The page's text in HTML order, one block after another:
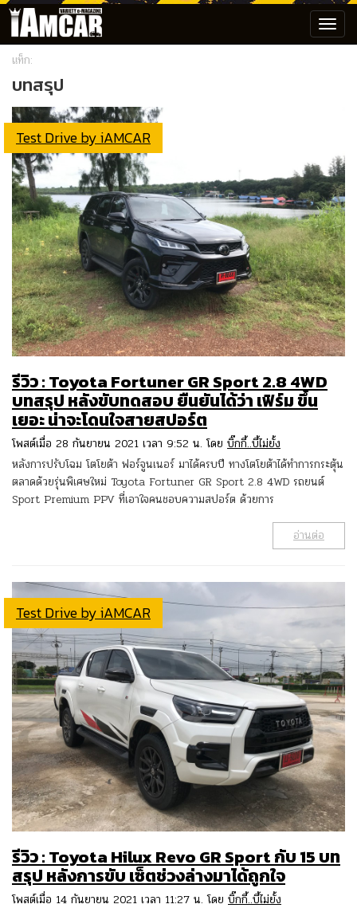
แท็ก:
บทสรุป
Test Drive by iAMCAR
รีวิว : Toyota Fortuner GR Sport 2.8 4WD
บทสรุป หลังขับทดสอบ ยืนยันได้ว่า เฟิร์ม ขึ้น
เยอะ น่าจะโดนใจสายสปอร์ต
โพสต์เมื่อ 28 กันยายน 2021 เวลา 9:52 น. โดย บิ๊กกี้..บี้ไม่ยั้ง
หลังการปรับโฉม โตโยต้า ฟอร์จูนเนอร์ มาได้ครบปี ทางโตโยต้าได้ทำการกระตุ้น
ตลาดด้วยรุ่นพิเศษใหม่ Toyota Fortuner GR Sport 2.8 4WD รถยนต์
Sport Premium PPV ที่เอาใจคนชอบความสปอร์ต ด้วยการ
อ่านต่อ
Test Drive by iAMCAR
รีวิว : Toyota Hilux Revo GR Sport กับ 15 บท
สรุป หลังการขับ เซ็ตช่วงล่างมาได้ถูกใจ
โพสต์เมื่อ 14 กันยายน 2021 เวลา 11:27 น. โดย บิ๊กกี้..บี้ไม่ยั้ง